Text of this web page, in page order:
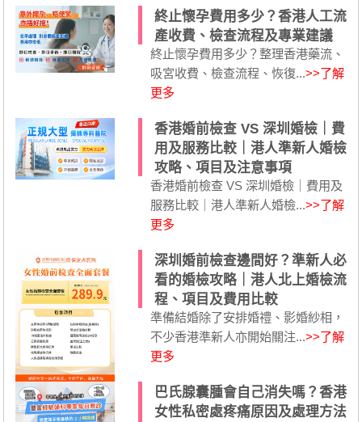
終止懷孕費用多少？香港人工流
產收費、檢查流程及專業建議
終止懷孕費用多少？整理香港藥流、
吸宮收費、檢查流程、恢復...>>了解
更多
香港婚前檢查 VS 深圳婚檢｜費
用及服務比較｜港人準新人婚檢
攻略、項目及注意事項
香港婚前檢查 VS 深圳婚檢｜費用及
服務比較｜港人準新人婚檢...>>了解
更多
深圳婚前檢查邊間好？準新人必
看的婚檢攻略｜港人北上婚檢流
程、項目及費用比較
準備結婚除了安排婚禮、影婚紗相，
不少香港準新人亦開始關注...>>了解
更多
巴氏腺囊腫會自己消失嗎？香港
女性私密處疼痛原因及處理方法